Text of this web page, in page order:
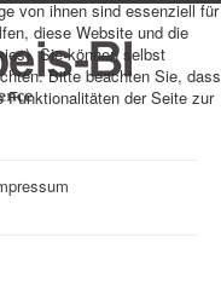
von ihnen sind essenziell für
diese Website und die
Sie können selbst
Bitte beachten Sie, dass
Funktionalitäten der Seite zur